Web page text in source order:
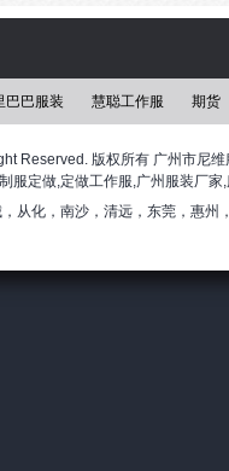
巴巴服装 慧聪工作服 期货
Reserved. 版权所有 广州市尼
服定做,定做工作服,广州服装厂
从化，南沙，清远，东莞，惠